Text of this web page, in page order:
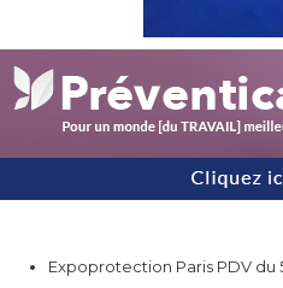
Expoprotection Paris PDV du